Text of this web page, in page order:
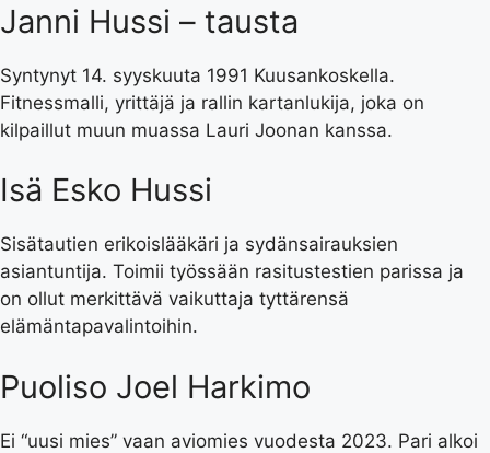
Janni Hussi – tausta
Syntynyt 14. syyskuuta 1991 Kuusankoskella.
Fitnessmalli, yrittäjä ja rallin kartanlukija, joka on
kilpaillut muun muassa Lauri Joonan kanssa.
Isä Esko Hussi
Sisätautien erikoislääkäri ja sydänsairauksien
asiantuntija. Toimii työssään rasitustestien parissa ja
on ollut merkittävä vaikuttaja tyttärensä
elämäntapavalintoihin.
Puoliso Joel Harkimo
Ei “uusi mies” vaan aviomies vuodesta 2023. Pari alkoi